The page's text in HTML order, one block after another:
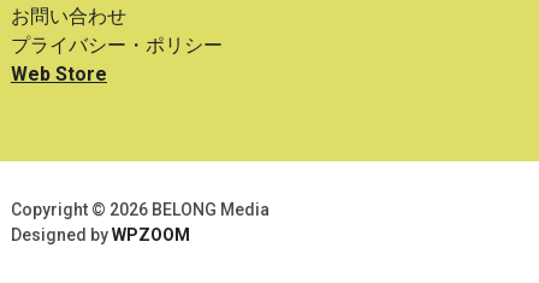
お問い合わせ
プライバシー・ポリシー
Web Store
Copyright © 2026 BELONG Media
Designed byWPZOOM